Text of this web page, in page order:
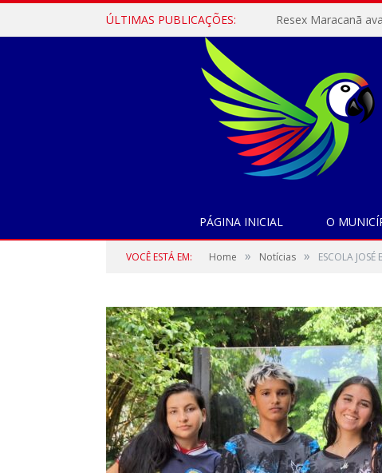
ÚLTIMAS PUBLICAÇÕES:
PÁGINA INICIAL O
VOCÊ ESTÁ EM: Home » Notícias » ESCOLA